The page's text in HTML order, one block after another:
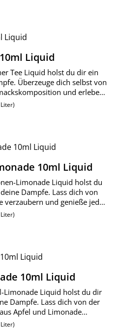
Liquid
Tee Liquid holst du dir ein
Überzeuge dich selbst von
und erlebe
10ml Liquid
Limonade Liquid holst du
Dampfe. Lass dich von
und genieße jeden
10ml Liquid
Limonade Liquid holst du dir
Dampfe. Lass dich von der
Apfel und Limonade
Zug.